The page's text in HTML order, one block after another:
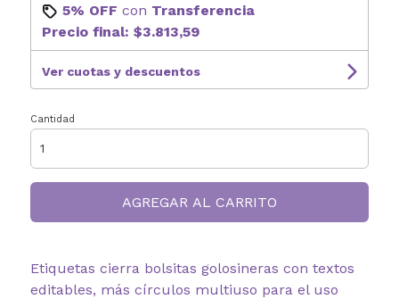
5% OFF con Transferencia
Precio final: $3.813,59
Ver cuotas y descuentos
Cantidad
AGREGAR AL CARRITO
Etiquetas cierra bolsitas golosineras con textos
editables, más círculos multiuso para el uso